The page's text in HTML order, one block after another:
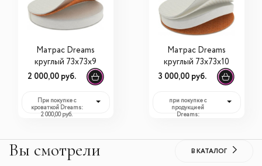
Матрас Dreams
круглый 73х73х9
2 000,00 руб.
При покупке с
кроваткой Dreams:
2 000,00 руб.
Матрас Dreams
круглый 73х73х10
3 000,00 руб.
при покупке с
продукцией
Dreams:
Вы смотрели В КАТАЛОГ